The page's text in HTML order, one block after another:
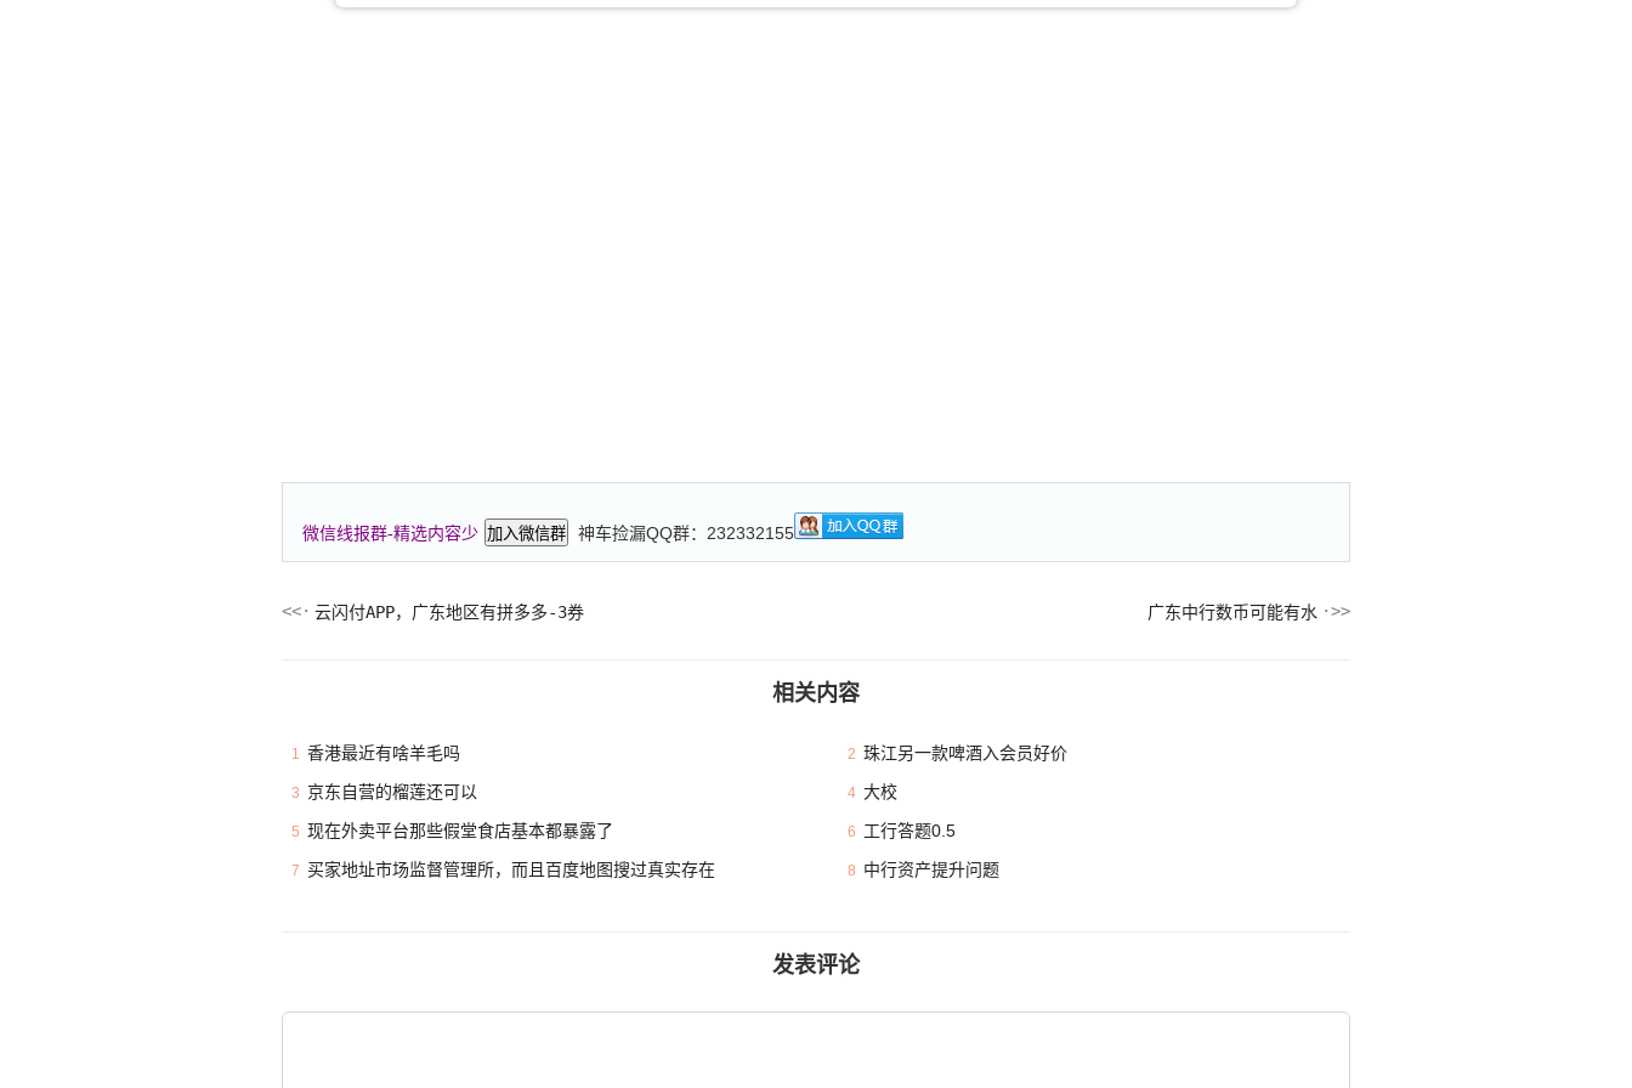
微信线报群-精选内容少 加入微信群 神车捡漏QQ群：232332155
云闪付APP，广东地区有拼多多-3券 广东中行数币可能有水
相关内容
1 香港最近有啥羊毛吗 2 珠江另一款啤酒入会员好价
3 京东自营的榴莲还可以 4 大校
5 现在外卖平台那些假堂食店基本都暴露了 6 工行答题0.5
7 买家地址市场监督管理所，而且百度地图搜过真实存在 8 中行资产提升问题
发表评论